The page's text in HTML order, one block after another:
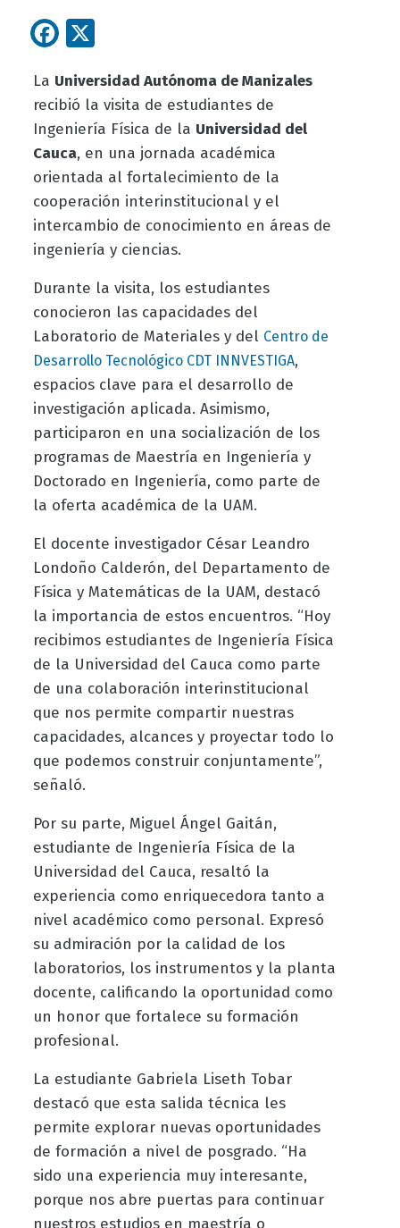
Facebook
La Universidad Autónoma de Manizales
recibió la visita de estudiantes de
Ingeniería Física de la Universidad del
Cauca, en una jornada académica
orientada al fortalecimiento de la
cooperación interinstitucional y el
intercambio de conocimiento en áreas de
ingeniería y ciencias.
Durante la visita, los estudiantes
conocieron las capacidades del
Laboratorio de Materiales y del Centro de
Desarrollo Tecnológico CDT INNVESTIGA,
espacios clave para el desarrollo de
investigación aplicada. Asimismo,
participaron en una socialización de los
programas de Maestría en Ingeniería y
Doctorado en Ingeniería, como parte de
la oferta académica de la UAM.
El docente investigador César Leandro
Londoño Calderón, del Departamento de
Física y Matemáticas de la UAM, destacó
la importancia de estos encuentros. “Hoy
recibimos estudiantes de Ingeniería Física
de la Universidad del Cauca como parte
de una colaboración interinstitucional
que nos permite compartir nuestras
capacidades, alcances y proyectar todo lo
que podemos construir conjuntamente”,
señaló.
Por su parte, Miguel Ángel Gaitán,
estudiante de Ingeniería Física de la
Universidad del Cauca, resaltó la
experiencia como enriquecedora tanto a
nivel académico como personal. Expresó
su admiración por la calidad de los
laboratorios, los instrumentos y la planta
docente, calificando la oportunidad como
un honor que fortalece su formación
profesional.
La estudiante Gabriela Liseth Tobar
destacó que esta salida técnica les
permite explorar nuevas oportunidades
de formación a nivel de posgrado. “Ha
sido una experiencia muy interesante,
porque nos abre puertas para continuar
nuestros estudios en maestría o